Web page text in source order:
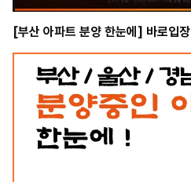
[부산 아파트 분양 한눈에] 바로입장